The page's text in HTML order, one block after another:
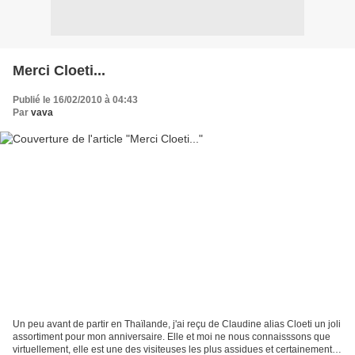
Merci Cloeti...
Publié le 16/02/2010 à 04:43
Par vava
Un peu avant de partir en Thaïlande, j'ai reçu de Claudine alias Cloeti un joli
assortiment pour mon anniversaire. Elle et moi ne nous connaisssons que
virtuellement, elle est une des visiteuses les plus assidues et certainement